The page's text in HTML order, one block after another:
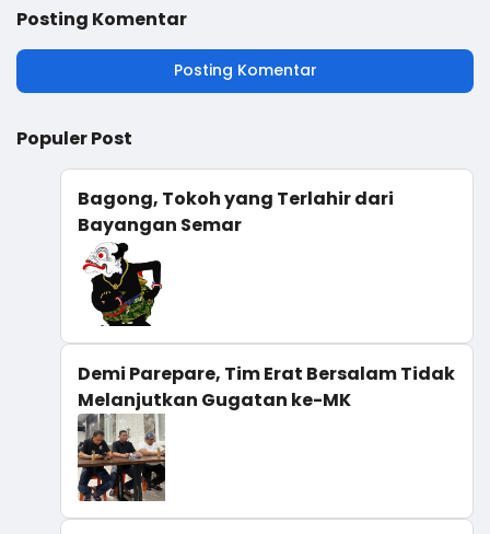
Semangat Kolaborasi
Posting Komentar
Posting Komentar
Populer Post
Bagong, Tokoh yang Terlahir dari
Bayangan Semar
Demi Parepare, Tim Erat Bersalam Tidak
Melanjutkan Gugatan ke-MK